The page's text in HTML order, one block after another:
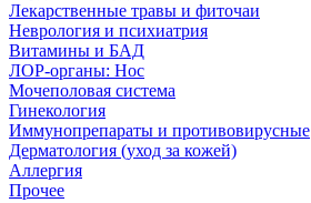
Лекарственные травы и фиточаи
Неврология и психиатрия
Витамины и БАД
ЛОР-органы: Нос
Мочеполовая система
Гинекология
Иммунопрепараты и противовирусные
Дерматология (уход за кожей)
Аллергия
Прочее